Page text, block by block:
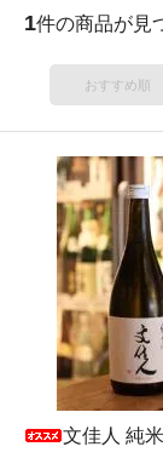
1件の商品が見
おすすめ順
文佳人 純